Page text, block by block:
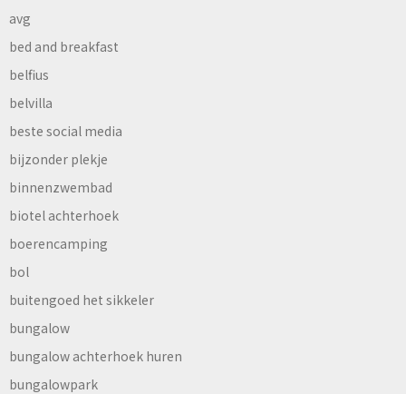
avg
bed and breakfast
belfius
belvilla
beste social media
bijzonder plekje
binnenzwembad
biotel achterhoek
boerencamping
bol
buitengoed het sikkeler
bungalow
bungalow achterhoek huren
bungalowpark